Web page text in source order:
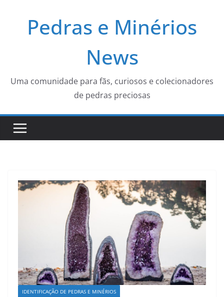
Pedras e Minérios
News
Uma comunidade para fãs, curiosos e colecionadores
de pedras preciosas
IDENTIFICAÇÃO DE PEDRAS E MINÉRIOS